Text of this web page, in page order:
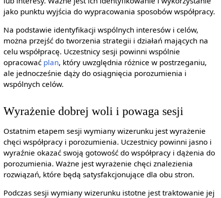
jako punktu wyjścia do wypracowania sposobów współpracy.
Na podstawie identyfikacji wspólnych interesów i celów,
można przejść do tworzenia strategii i działań mających na
celu współpracę. Uczestnicy sesji powinni wspólnie
opracować plan, który uwzględnia różnice w postrzeganiu,
ale jednocześnie dąży do osiągnięcia porozumienia i
wspólnych celów.
Wyrażenie dobrej woli i powaga sesji
Ostatnim etapem sesji wymiany wizerunku jest wyrażenie
chęci współpracy i porozumienia. Uczestnicy powinni jasno i
wyraźnie okazać swoją gotowość do współpracy i dążenia do
porozumienia. Ważne jest wyrażenie chęci znalezienia
rozwiązań, które będą satysfakcjonujące dla obu stron.
Podczas sesji wymiany wizerunku istotne jest traktowanie jej